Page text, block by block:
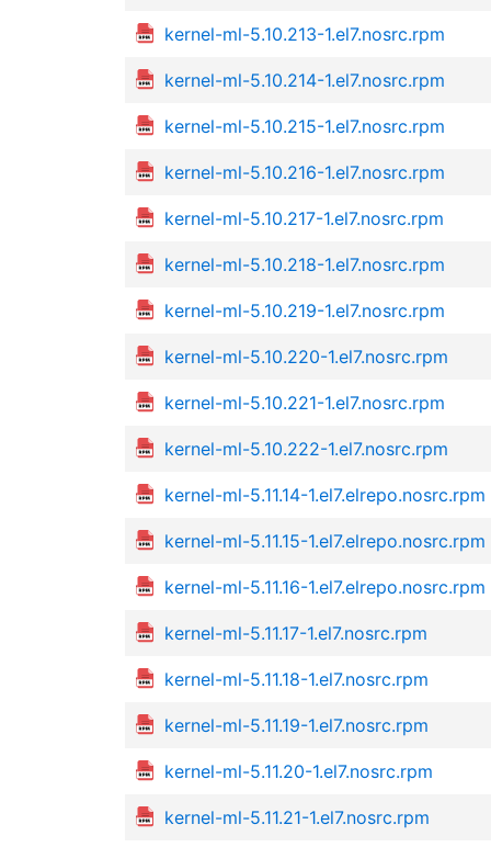
kernel-ml-5.10.213-1.el7.nosrc.rpm
kernel-ml-5.10.214-1.el7.nosrc.rpm
kernel-ml-5.10.215-1.el7.nosrc.rpm
kernel-ml-5.10.216-1.el7.nosrc.rpm
kernel-ml-5.10.217-1.el7.nosrc.rpm
kernel-ml-5.10.218-1.el7.nosrc.rpm
kernel-ml-5.10.219-1.el7.nosrc.rpm
kernel-ml-5.10.220-1.el7.nosrc.rpm
kernel-ml-5.10.221-1.el7.nosrc.rpm
kernel-ml-5.10.222-1.el7.nosrc.rpm
kernel-ml-5.11.14-1.el7.elrepo.nosrc.rpm
kernel-ml-5.11.15-1.el7.elrepo.nosrc.rpm
kernel-ml-5.11.16-1.el7.elrepo.nosrc.rpm
kernel-ml-5.11.17-1.el7.nosrc.rpm
kernel-ml-5.11.18-1.el7.nosrc.rpm
kernel-ml-5.11.19-1.el7.nosrc.rpm
kernel-ml-5.11.20-1.el7.nosrc.rpm
kernel-ml-5.11.21-1.el7.nosrc.rpm